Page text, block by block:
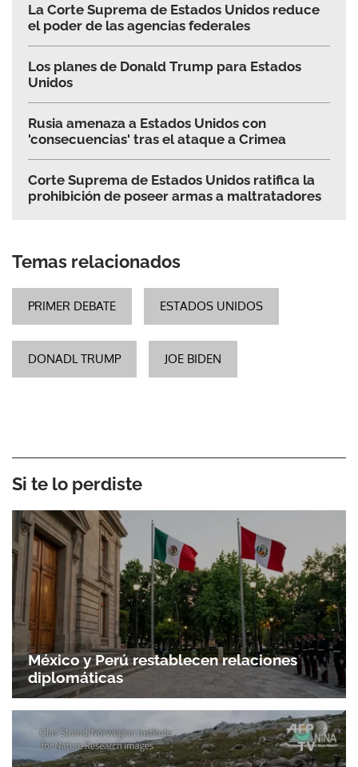
La Corte Suprema de Estados Unidos reduce
el poder de las agencias federales
Los planes de Donald Trump para Estados
Unidos
Rusia amenaza a Estados Unidos con
'consecuencias' tras el ataque a Crimea
Corte Suprema de Estados Unidos ratifica la
prohibición de poseer armas a maltratadores
Temas relacionados
PRIMER DEBATE ESTADOS UNIDOS
DONADL TRUMP JOE BIDEN
Si te lo perdiste
México y Perú restablecen relaciones
diplomáticas